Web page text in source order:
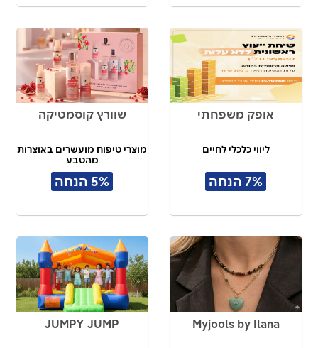
אופק משפחתי
ליווי כלכלי לחיים
7% הנחה
שוורץ קוסמטיקה
מוצרי טיפוח מועשרים באוצרות
מהטבע
5% הנחה
Myjools by Ilana
JUMPY JUMP